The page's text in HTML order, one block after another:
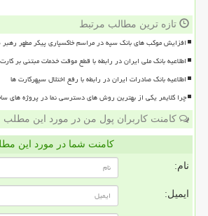
تازه ترین مطالب مرتبط
افزایش موکب های بانک سپه در مراسم خاکسپاری پیکر مطهر رهبر شهید
اطلاعیه بانک ملی ایران در رابطه با قطع موقت خدمات مبتنی بر
اطلاعیه بانک صادرات ایران در رابطه با رفع اختلال سپهرکارت ها
چرا کلایمر یکی از بهترین روش های دسترسی نما در پروژه های
کامنت کاربران پول من در مورد این مطلب
کامنت شما در مورد این
نام:
ایمیل: